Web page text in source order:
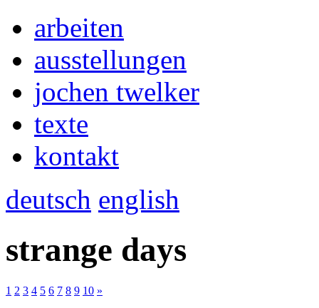
arbeiten
ausstellungen
jochen twelker
texte
kontakt
deutsch english
strange days
1 2 3 4 5 6 7 8 9 10 »